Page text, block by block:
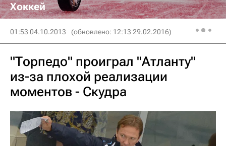
Хоккей
01:53 04.10.2013 (обновлено: 12:13 29.02.2016)
"Торпедо" проиграл "Атланту"
из-за плохой реализации
моментов - Скудра